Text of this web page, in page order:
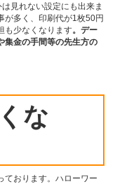
見れない設定にも出来ま
多く、印刷代が1枚50円
も少なくなります。デー
集金の手間等の先生方の
な
ております。ハローワー